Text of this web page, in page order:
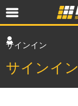
サインイン
サインイン